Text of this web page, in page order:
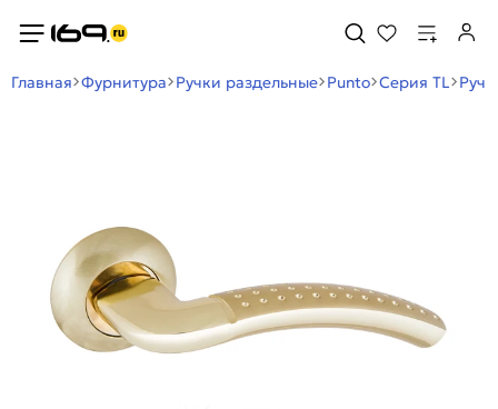
Главная Фурнитура Ручки раздельные Punto Серия TL